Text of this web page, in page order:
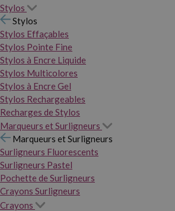
Stylos
Stylos
Stylos Effaçables
Stylos Pointe Fine
Stylos à Encre Liquide
Stylos Multicolores
Stylos à Encre Gel
Stylos Rechargeables
Recharges de Stylos
Marqueurs et Surligneurs
Marqueurs et Surligneurs
Surligneurs Fluorescents
Surligneurs Pastel
Pochette de Surligneurs
Crayons Surligneurs
Crayons